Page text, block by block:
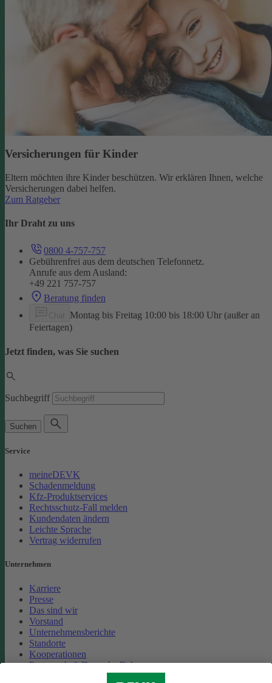
Versicherungen für Kinder
Eltern möchten ihre Kinder beschützen. Wir erklären Ihnen, welche
Versicherungen dabei helfen.
Zum Ratgeber
Ihr Draht zu uns
0800 4-757-757
Gebührenfrei aus dem deutschen Telefonnetz.
Anrufe aus dem Ausland:
+49 221 757-757
Beratung finden
Montag bis Freitag 10:00 bis 18:00 Uhr (außer an
Feiertagen)
Jetzt finden, was Sie suchen
Suchbegriff
Suchen
Service
meineDEVK
Schadenmeldung
Kfz-Produktservices
Rechtsschutz-Fall melden
Kundendaten ändern
Leichte Sprache
Vertrag widerrufen
Unternehmen
Karriere
Presse
Das sind wir
Vorstand
Unternehmensberichte
Standorte
Kooperationen
Partnerschaft Deutsche Bahn